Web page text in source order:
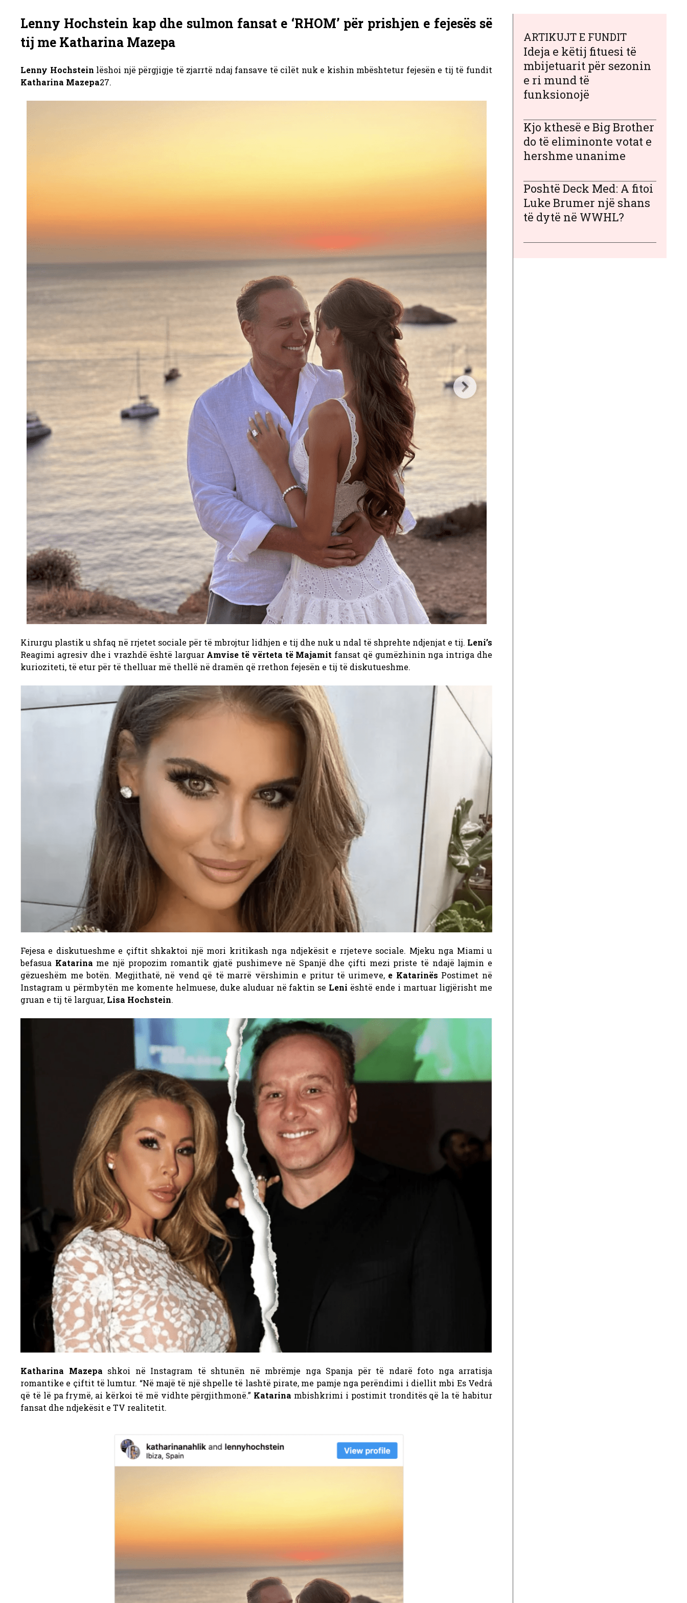
Lenny Hochstein kap dhe sulmon fansat e ‘RHOM’ për prishjen e fejesës së
tij me Katharina Mazepa
Lenny Hochstein lëshoi ​​një përgjigje të zjarrtë ndaj fansave të cilët nuk e kishin mbështetur fejesën e tij të fundit
Katharina Mazepa27.
Kirurgu plastik u shfaq në rrjetet sociale për të mbrojtur lidhjen e tij dhe nuk u ndal të shprehte ndjenjat e tij. Leni’s
Reagimi agresiv dhe i vrazhdë është larguar Amvise të vërteta të Majamit fansat që gumëzhinin nga intriga dhe
kurioziteti, të etur për të thelluar më thellë në dramën që rrethon fejesën e tij të diskutueshme.
Fejesa e diskutueshme e çiftit shkaktoi një mori kritikash nga ndjekësit e rrjeteve sociale. Mjeku nga Miami u
befasua Katarina me një propozim romantik gjatë pushimeve në Spanjë dhe çifti mezi priste të ndajë lajmin e
gëzueshëm me botën. Megjithatë, në vend që të marrë vërshimin e pritur të urimeve, e Katarinës Postimet në
Instagram u përmbytën me komente helmuese, duke aluduar në faktin se Leni është ende i martuar ligjërisht me
gruan e tij të larguar, Lisa Hochstein.
Katharina Mazepa shkoi në Instagram të shtunën në mbrëmje nga Spanja për të ndarë foto nga arratisja
romantike e çiftit të lumtur. “Në majë të një shpelle të lashtë pirate, me pamje nga perëndimi i diellit mbi Es Vedrá
që të lë pa frymë, ai kërkoi të më vidhte përgjithmonë.” Katarina mbishkrimi i postimit tronditës që la të habitur
fansat dhe ndjekësit e TV realitetit.
ARTIKUJT E FUNDIT
Ideja e këtij fituesi të
mbijetuarit për sezonin
e ri mund të
funksionojë
Kjo kthesë e Big Brother
do të eliminonte votat e
hershme unanime
Poshtë Deck Med: A fitoi
Luke Brumer një shans
të dytë në WWHL?